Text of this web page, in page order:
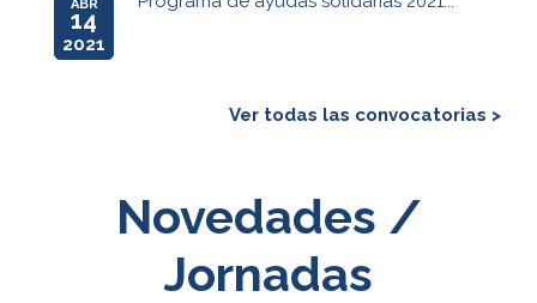
ABR
14
2021
Ver todas las convocatorias >
Novedades /
Jornadas